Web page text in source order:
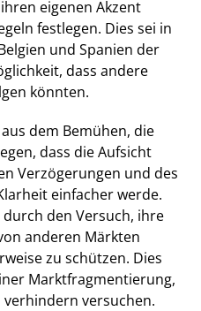
eigenen Akzent
festlegen. Dies sei in
und Spanien der
dass andere
könnten.
dem Bemühen, die
dass die Aufsicht
Verzögerungen und des
einfacher werde.
den Versuch, ihre
anderen Märkten
zu schützen. Dies
Marktfragmentierung,
versuchen.